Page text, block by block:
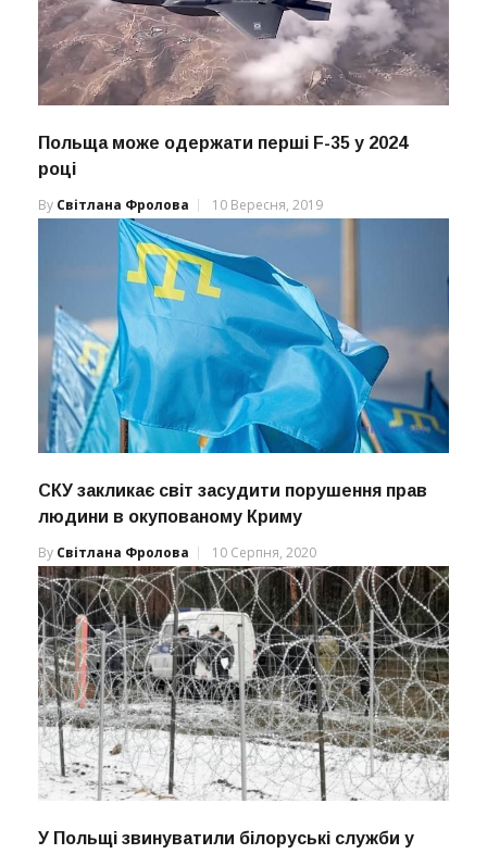
Польща може одержати перші F-35 у 2024
році
By Світлана Фролова 10 Вересня, 2019
СКУ закликає світ засудити порушення прав
людини в окупованому Криму
By Світлана Фролова 10 Серпня, 2020
У Польщі звинуватили білоруські служби у